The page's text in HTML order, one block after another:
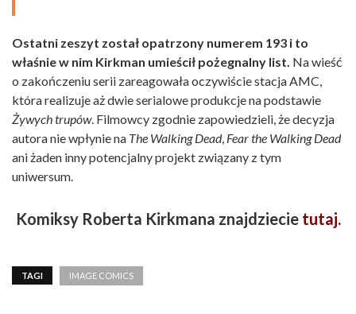
Ostatni zeszyt został opatrzony numerem 193 i to
właśnie w nim Kirkman umieścił pożegnalny list. Na wieść
o zakończeniu serii zareagowała oczywiście stacja AMC,
która realizuje aż dwie serialowe produkcje na podstawie
Żywych trupów. Filmowcy zgodnie zapowiedzieli, że decyzja
autora nie wpłynie na The Walking Dead, Fear the Walking Dead
ani żaden inny potencjalny projekt związany z tym
uniwersum.
Komiksy Roberta Kirkmana znajdziecie tutaj.
TAGI IMAGE COMICS